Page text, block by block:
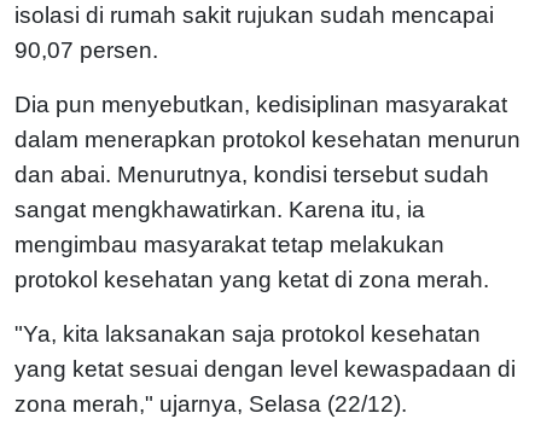
isolasi di rumah sakit rujukan sudah mencapai
90,07 persen.
Dia pun menyebutkan, kedisiplinan masyarakat
dalam menerapkan protokol kesehatan menurun
dan abai. Menurutnya, kondisi tersebut sudah
sangat mengkhawatirkan. Karena itu, ia
mengimbau masyarakat tetap melakukan
protokol kesehatan yang ketat di zona merah.
"Ya, kita laksanakan saja protokol kesehatan
yang ketat sesuai dengan level kewaspadaan di
zona merah," ujarnya, Selasa (22/12).